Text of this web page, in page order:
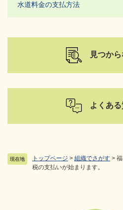
現在地 トップページ > 組織でさがす >
税の支払いが始まります。
水道料金の支払方法
見つか
よくあ